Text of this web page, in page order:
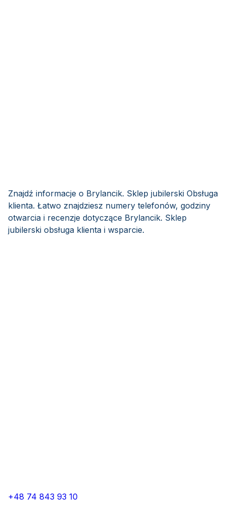
Znajdź informacje o Brylancik. Sklep jubilerski Obsługa
klienta. Łatwo znajdziesz numery telefonów, godziny
otwarcia i recenzje dotyczące Brylancik. Sklep
jubilerski obsługa klienta i wsparcie.
+48 74 843 93 10